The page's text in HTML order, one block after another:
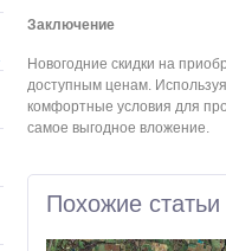
Заключение
Новогодние скидки на
доступным ценам.
комфортные условия для
самое выгодное вложение.
Похожие статьи